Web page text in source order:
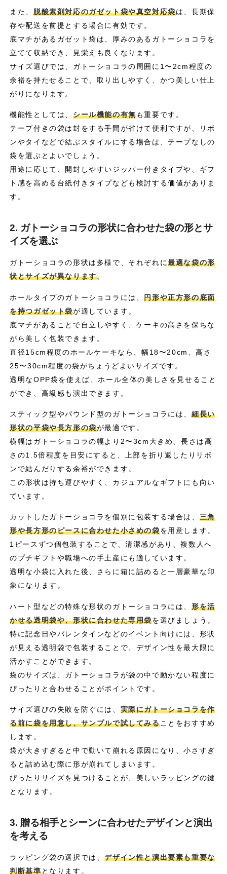
また、 脱酸素剤対応のガゼット袋や真空対応袋は、長期保
存や配送を前提とする場合に有効です。
底マチがあるガゼット袋は、厚みのあるガトーショコラを
立てて収納でき、見栄えも良くなります。
サイズ選びでは、ガトーショコラの周囲に1〜2cm程度の
余裕を持たせることで、取り出しやすく、かつ美しい仕上
がりになります。
機能性としては、 シール機能の有無も重要です。
テープ付きの袋は封をする手間が省けて便利ですが、リボ
ンやタイなどで結ぶスタイルにする場合は、テープなしの
袋を選ぶとよいでしょう。
用途に応じて、開封しやすいジッパー付きタイプや、ギフ
ト感を高める台紙付きタイプなども検討する価値がありま
す。
2. ガトーショコラの形状に合わせた袋の形とサ
イズを選ぶ
ガトーショコラの形状は多様で、それぞれに最適な袋の形
状とサイズが異なります。
ホールタイプのガトーショコラには、円形や正方形の底面
を持つガゼット袋が適しています。
底マチがあることで自立しやすく、ケーキの高さを保ちな
がら美しく包装できます。
直径15cm程度のホールケーキなら、幅18〜20cm、高さ
25〜30cm程度の袋がちょうどよいサイズです。
透明なOPP袋を使えば、ホール全体の美しさを見せること
ができ、高級感も演出できます。
スティック型やパウンド型のガトーショコラには、 細長い
形状の平袋や長方形の袋が最適です。
横幅はガトーショコラの幅より2〜3cm大きめ、長さは高
さの1.5倍程度を目安にすると、上部を折り返したりリボ
ンで結んだりする余裕ができます。
この形状は持ち運びやすく、カジュアルなギフトにも向い
ています。
カットしたガトーショコラを個別に包装する場合は、 三角
形や長方形のピースに合わせた小さめの袋を用意します。
1ピースずつ個包装することで、清潔感があり、複数人へ
のプチギフトや職場への手土産にも適しています。
透明な小袋に入れた後、さらに箱に詰めると一層豪華な印
象になります。
ハート型などの特殊な形状のガトーショコラには、 形を活
かせる透明袋や、形状に合わせた専用袋を選びましょう。
特に記念日やバレンタインなどのイベント向けには、形状
が見える透明袋で包装することで、デザイン性を最大限に
活かすことができます。
袋のサイズは、ガトーショコラが袋の中で動かない程度に
ぴったりと合わせることがポイントです。
サイズ選びの失敗を防ぐには、 実際にガトーショコラを作
る前に袋を用意し、サンプルで試してみることをおすすめ
します。
袋が大きすぎると中で動いて崩れる原因になり、小さすぎ
ると詰め込む際に形が崩れてしまいます。
ぴったりサイズを見つけることが、美しいラッピングの鍵
となります。
3. 贈る相手とシーンに合わせたデザインと演出
を考える
ラッピング袋の選択では、デザイン性と演出要素も重要な
判断基準となります。